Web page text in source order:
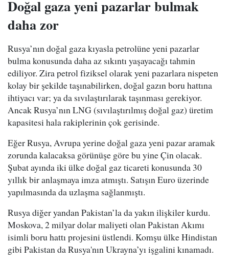
Doğal gaza yeni pazarlar bulmak
daha zor
Rusya’nın doğal gaza kıyasla petrolüne yeni pazarlar
bulma konusunda daha az sıkıntı yaşayacağı tahmin
ediliyor. Zira petrol fiziksel olarak yeni pazarlara nispeten
kolay bir şekilde taşınabilirken, doğal gazın boru hattına
ihtiyacı var; ya da sıvılaştırılarak taşınması gerekiyor.
Ancak Rusya’nın LNG (sıvılaştırılmış doğal gaz) üretim
kapasitesi hala rakiplerinin çok gerisinde.
Eğer Rusya, Avrupa yerine doğal gaza yeni pazar aramak
zorunda kalacaksa görünüşe göre bu yine Çin olacak.
Şubat ayında iki ülke doğal gaz ticareti konusunda 30
yıllık bir anlaşmaya imza atmıştı. Satışın Euro üzerinde
yapılmasında da uzlaşma sağlanmıştı.
Rusya diğer yandan Pakistan’la da yakın ilişkiler kurdu.
Moskova, 2 milyar dolar maliyeti olan Pakistan Akımı
isimli boru hattı projesini üstlendi. Komşu ülke Hindistan
gibi Pakistan da Rusya'nın Ukrayna’yı işgalini kınamadı.